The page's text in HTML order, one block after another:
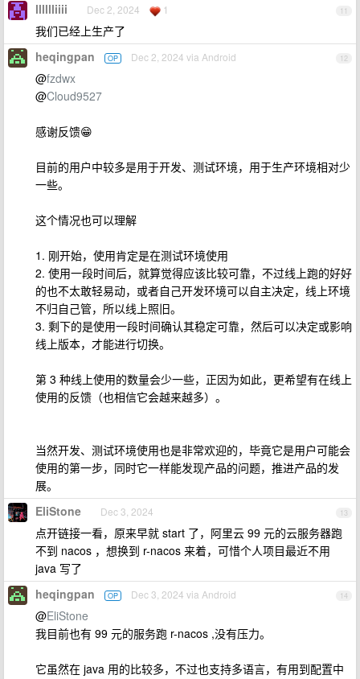
11
lllllliiii Dec 2, 2024 1
我们已经上生产了
12
heqingpan OP Dec 2, 2024 via Android
@fzdwx
@Cloud9527
感谢反馈😁
目前的用户中较多是用于开发、测试环境，用于生产环境相对少
一些。
这个情况也可以理解
1. 刚开始，使用肯定是在测试环境使用
2. 使用一段时间后，就算觉得应该比较可靠，不过线上跑的好好
的也不太敢轻易动，或者自己开发环境可以自主决定，线上环境
不归自己管，所以线上照旧。
3. 剩下的是使用一段时间确认其稳定可靠，然后可以决定或影响
线上版本，才能进行切换。
第 3 种线上使用的数量会少一些，正因为如此，更希望有在线上
使用的反馈（也相信它会越来越多）。
当然开发、测试环境使用也是非常欢迎的，毕竟它是用户可能会
使用的第一步，同时它一样能发现产品的问题，推进产品的发
展。
13
EliStone Dec 3, 2024
点开链接一看，原来早就 start 了，阿里云 99 元的云服务器跑
不到 nacos ，想换到 r-nacos 来着，可惜个人项目最近不用
java 写了
14
heqingpan OP Dec 3, 2024 via Android
@EliStone
我目前也有 99 元的服务跑 r-nacos ,没有压力。
它虽然在 java 用的比较多，不过也支持多语言，有用到配置中